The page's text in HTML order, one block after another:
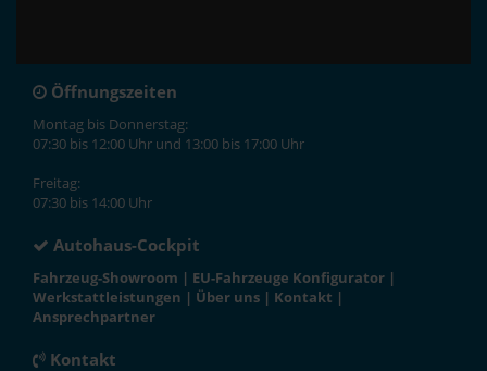
Öffnungszeiten
Montag bis Donnerstag:
07:30 bis 12:00 Uhr und 13:00 bis 17:00 Uhr
Freitag:
07:30 bis 14:00 Uhr
Autohaus-Cockpit
Fahrzeug-Showroom | EU-Fahrzeuge Konfigurator |
Werkstattleistungen | Über uns | Kontakt |
Ansprechpartner
Kontakt